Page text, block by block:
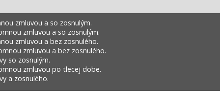
zmluvou a so zosnulým.
zmluvou a so zosnulým.
zmluvou a bez zosnulého.
zmluvou a bez zosnulého.
so zosnulým.
zmluvou po tlecej dobe.
a zosnulého.